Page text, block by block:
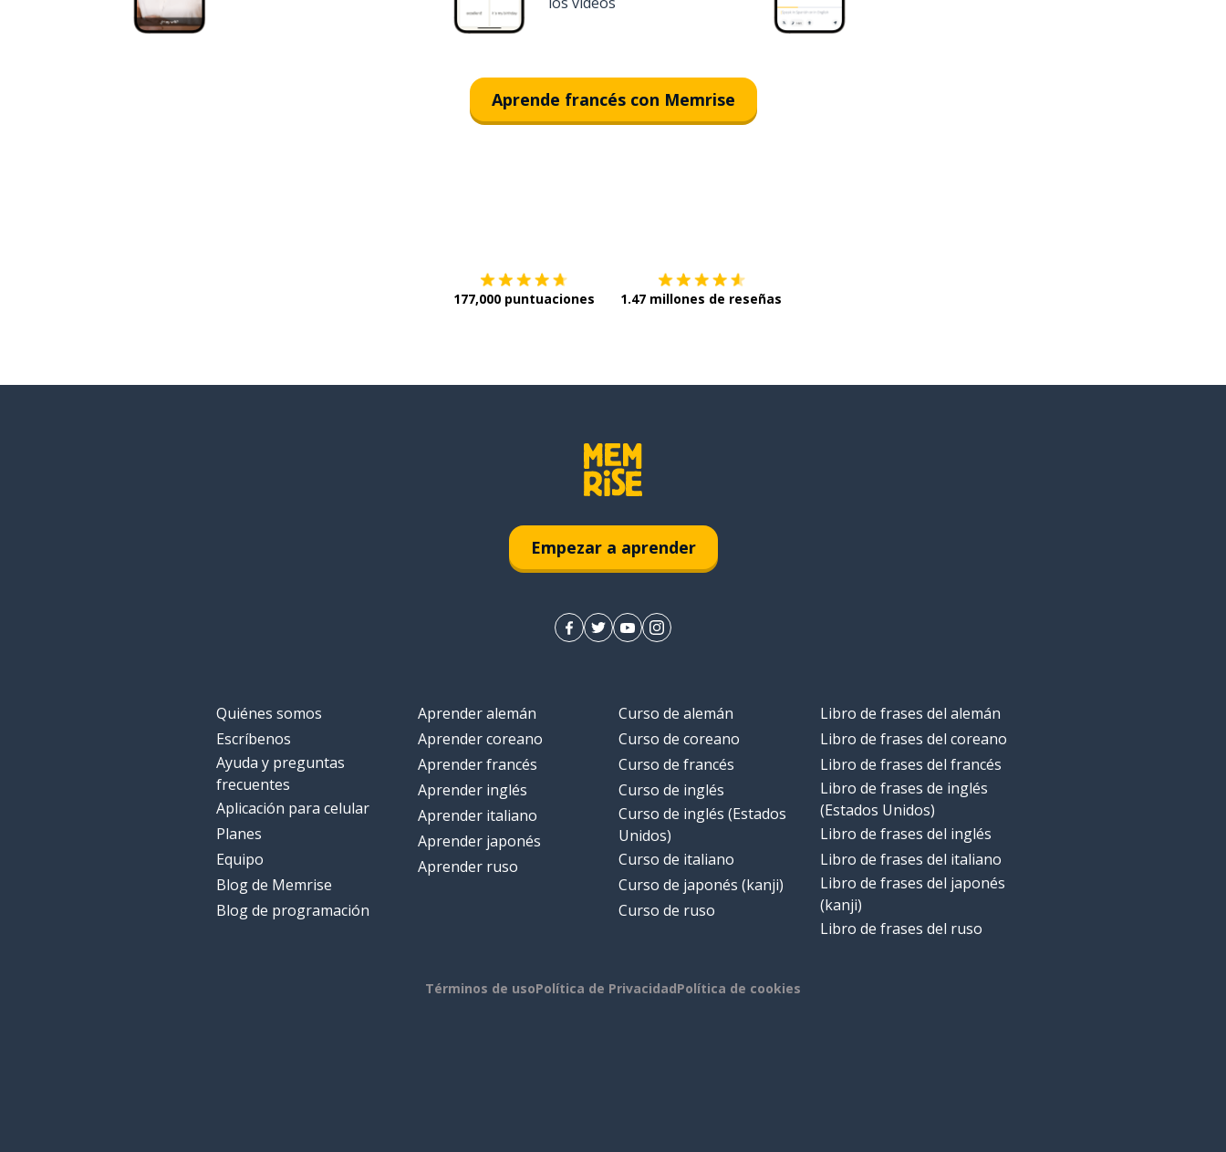
Aprende francés con Memrise
177,000 puntuaciones 1.47 millones de reseñas
Empezar a aprender
Quiénes somos
Escríbenos
Ayuda y preguntas
frecuentes
Aplicación para celular
Planes
Equipo
Blog de Memrise
Blog de programación
Aprender alemán
Aprender coreano
Aprender francés
Aprender inglés
Aprender italiano
Aprender japonés
Aprender ruso
Curso de alemán
Curso de coreano
Curso de francés
Curso de inglés
Curso de inglés (Estados
Unidos)
Curso de italiano
Curso de japonés (kanji)
Curso de ruso
Libro de frases del alemán
Libro de frases del coreano
Libro de frases del francés
Libro de frases de inglés
(Estados Unidos)
Libro de frases del inglés
Libro de frases del italiano
Libro de frases del japonés
(kanji)
Libro de frases del ruso
Términos de usoPolítica de PrivacidadPolítica de cookies